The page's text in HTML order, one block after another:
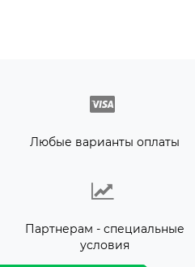
Любые варианты оплаты
Партнерам - специальные
условия